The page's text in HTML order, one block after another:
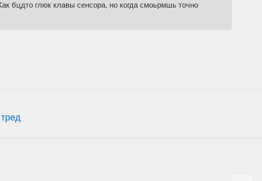
бцдто глюк клавы сенсора, но когда смоьрмшь точно